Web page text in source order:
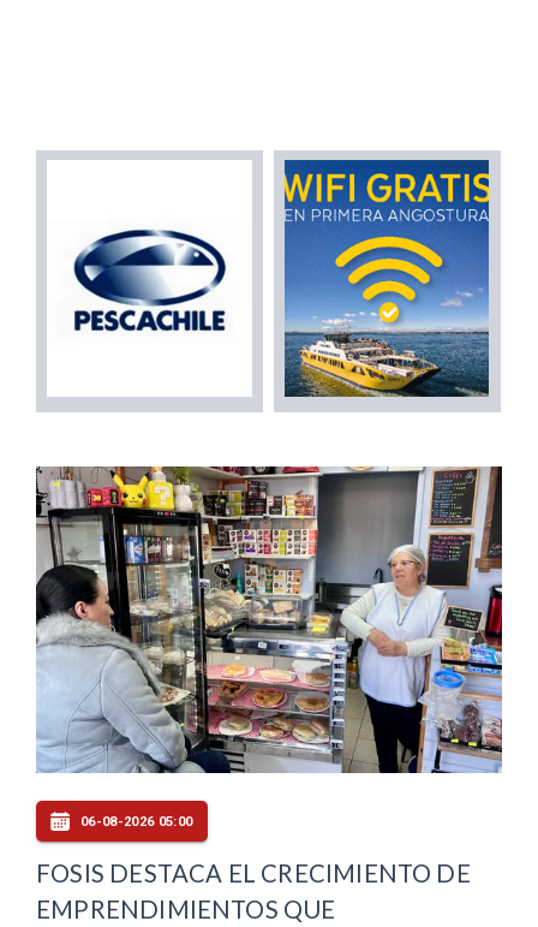
06-08-2026 05:00
FOSIS DESTACA EL CRECIMIENTO DE
EMPRENDIMIENTOS QUE